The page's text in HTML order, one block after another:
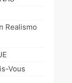
à
«A
Realismo
Vous